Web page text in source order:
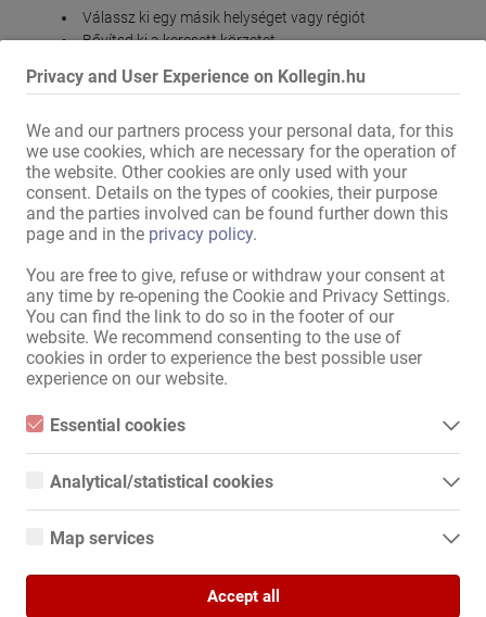
Privacy and User Experience on Kollegin.hu
We and our partners process your personal data, for this
we use cookies, which are necessary for the operation of
the website. Other cookies are only used with your
consent. Details on the types of cookies, their purpose
and the parties involved can be found further down this
page and in the privacy policy.
You are free to give, refuse or withdraw your consent at
any time by re-opening the Cookie and Privacy Settings.
You can find the link to do so in the footer of our
website. We recommend consenting to the use of
cookies in order to experience the best possible user
experience on our website.
Essential cookies
Essential cookies are all cookies necessary for the operation of
function properly without these cookies.
Analytical/statistical cookies
Analytical or statistical cookies are cookies that are used to
They help website owners understand how visitors interact with
Map services
When you use Google Maps on our website, information about
Accept all
Válassz ki egy másik helységet vagy régiót
Bővítsd ki a keresett körzetet
Kollegin.hu oldal használatához!
A hirdetések piacára
Kezdőlap
Erotikus Munka & Bérlés Lehetöség
Felszolgálók / szakszemélyzet
Üzletek / ingatlanok
Piactér
Hirdetés
Banner